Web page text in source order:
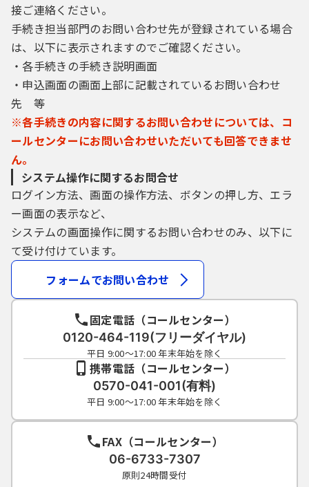
５ 利用可能時間
本サービスは、原則として２４時間利用す
ることができます。ただし、定期点検等を行
う場合は、本サービスの一部または全部を停
止することがあります。本サービスの利用停
にお知らせしますが、次に掲げる場合には、
予告なしで停止することもありますので、あ
らかじめご了承ください。
場合
（２）本サービスの利用が著しく集中した場
合
（３）本サービスに重大な障害その他やむを
得ない理由が生じた場合
（４）天災、事変など、非常事態が発生した
場合
６ 審査等の時間
本サービスを利用した大津市への申請等の
手続きは前記５の利用時間中随時受け付けま
すが、これらの審査等に係る事務処理は、原
則として当該手続き担当部署の執務時間内に
行います。
７ 障害発生時等の措置
本サービスが障害またはその他の理由によ
り利用できなくなった場合には、利用者は、
接ご連絡ください。
手続き担当部門のお問い合わせ先が登録されている場合
は、以下に表示されますのでご確認ください。
・各手続きの手続き説明画面
・申込画面の画面上部に記載されているお問い合わせ
先 等
※各手続きの内容に関するお問い合わせについては、コ
ールセンターにお問い合わせいただいても回答できませ
ん。
システム操作に関するお問合せ
ログイン方法、画面の操作方法、ボタンの押し方、エラ
ー画面の表示など、
システムの画面操作に関するお問い合わせのみ、以下に
て受け付けています。
フォームでお問い合わせ
固定電話（コールセンター）
0120-464-119(フリーダイヤル)
平日 9:00～17:00 年末年始を除く
携帯電話（コールセンター）
0570-041-001(有料)
平日 9:00～17:00 年末年始を除く
FAX（コールセンター）
06-6733-7307
原則24時間受付